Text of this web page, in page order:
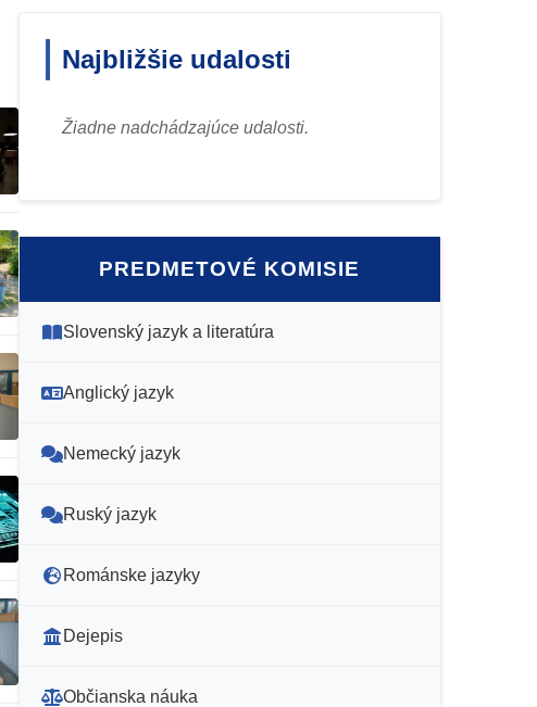
Najbližšie udalosti
Žiadne nadchádzajúce udalosti.
PREDMETOVÉ KOMISIE
Slovenský jazyk a literatúra
Anglický jazyk
Nemecký jazyk
Ruský jazyk
Románske jazyky
Dejepis
Občianska náuka